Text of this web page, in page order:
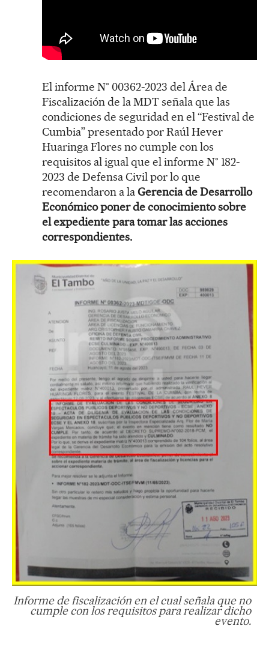
El informe N° 00362-2023 del Área de
Fiscalización de la MDT señala que las
condiciones de seguridad en el “Festival de
Cumbia” presentado por Raúl Hever
Huaringa Flores no cumple con los
requisitos al igual que el informe N° 182-
2023 de Defensa Civil por lo que
recomendaron a laGerencia de Desarrollo
Económico poner de conocimiento sobre
el expediente para tomar las acciones
correspondientes.
Informe de fiscalización en el cual señala que no
cumple con los requisitos para realizar dicho
evento.